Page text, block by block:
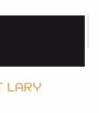
LARY